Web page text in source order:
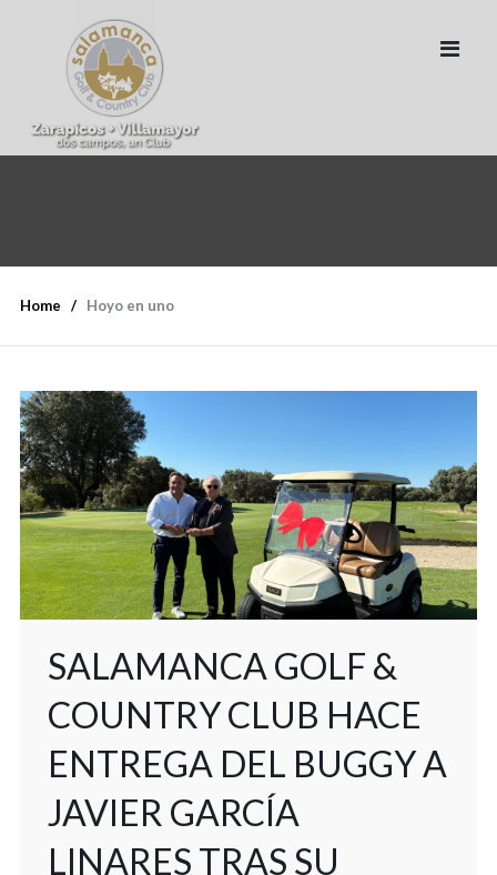
Home Hoyo en uno
SALAMANCA GOLF &
COUNTRY CLUB HACE
ENTREGA DEL BUGGY A
JAVIER GARCÍA
LINARES TRAS SU